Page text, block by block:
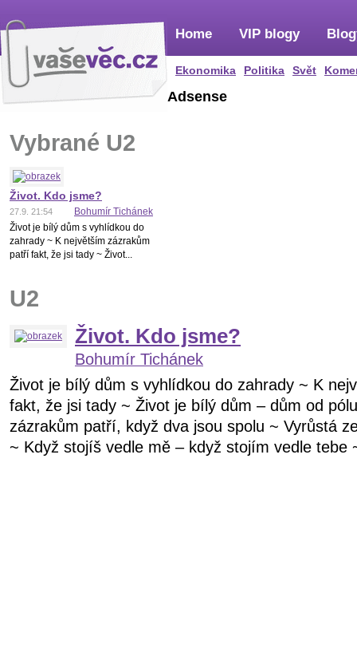
Home
Ekonomika Politika Svět
VIP blogy
Adsense
Vybrané U2
Život. Kdo jsme?
27.9. 21:54
Bohumír Tichánek
Život je bílý dům s vyhlídkou do
zahrady ~ K největším zázrakům
patří fakt, že jsi tady ~ Život...
U2
Život. Kdo jsme?
Bohumír Tichánek
Život je bílý dům s vyhlídkou do zahrady ~ K
fakt, že jsi tady ~ Život je bílý dům – dům od
zázrakům patří, když dva jsou spolu ~ Vyrůstá
~ Když stojíš vedle mě – když stojím vedle tebe